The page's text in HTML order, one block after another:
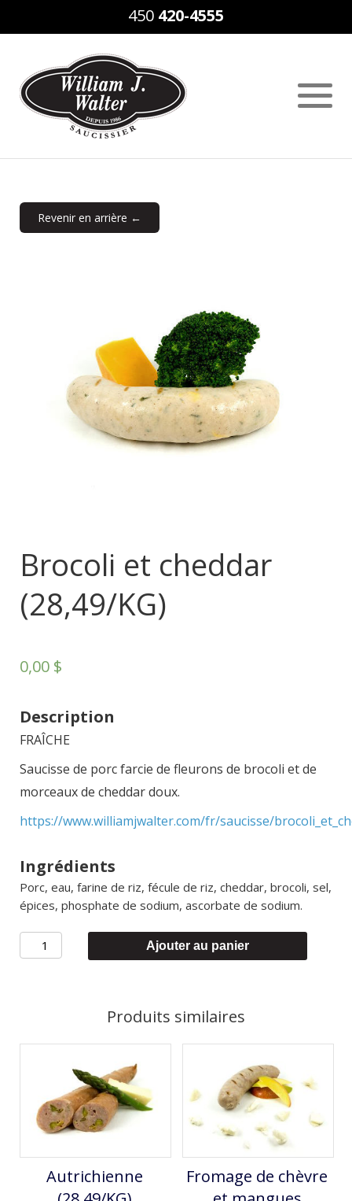
450 420-4555
Revenir en arrière ←
Brocoli et cheddar
(28,49/KG)
0,00 $
Description
FRAÎCHE
Saucisse de porc farcie de fleurons de brocoli et de
morceaux de cheddar doux.
https://www.williamjwalter.com/fr/saucisse/
Ingrédients
Porc, eau, farine de riz, fécule de riz, cheddar, brocoli, sel,
épices, phosphate de sodium, ascorbate de sodium.
quantité
Ajouter au panier
Produits similaires
Autrichienne
Fromage de chèvre